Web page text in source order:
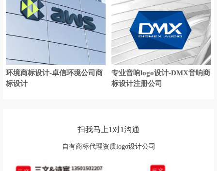
银行logo设计 养生logo设计
英语培训logo设计 音乐学院logo设计
医科大学logo设计 艺术学院logo设计
娱乐logo设计 音乐logo设计
字体商标设计
logo设计商标设计 粥logo设计
扎啤logo设计 枕头logo设计
环境商标设计-卓信环境公司商
标设计
专业音响logo设计-DMX音响商
标设计注册公司
扫我马上1对1沟通
自有商标代理资质logo设计公司